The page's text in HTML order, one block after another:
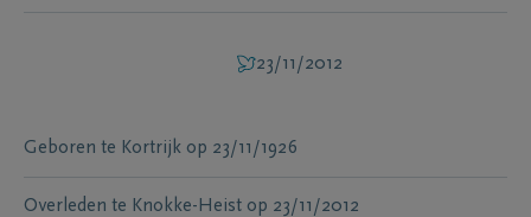
23/11/2012
Geboren te Kortrijk op 23/11/1926
Overleden te Knokke-Heist op 23/11/2012